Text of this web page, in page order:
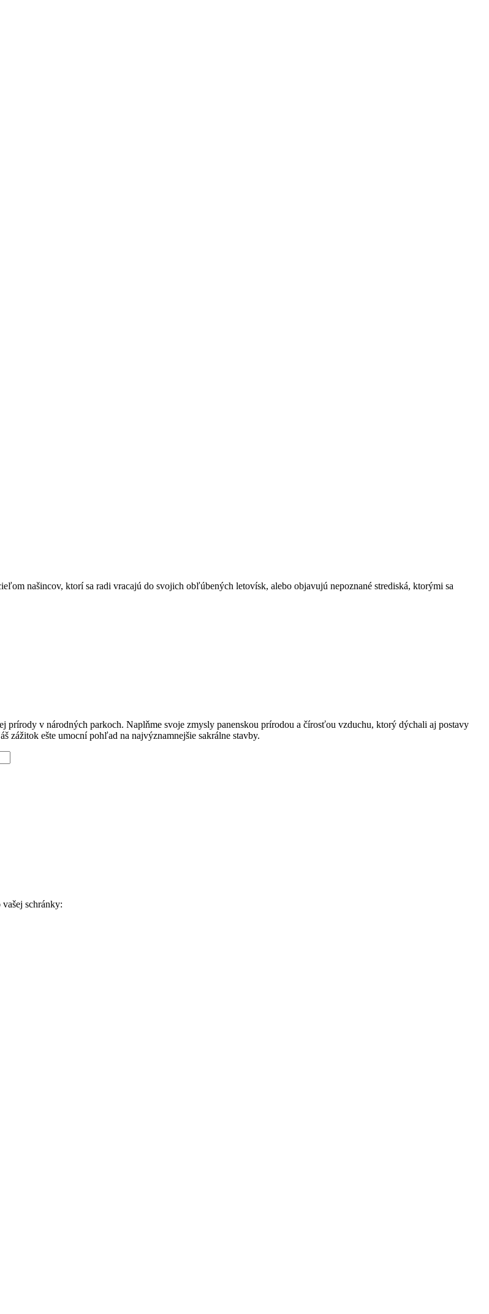
našincov, ktorí sa radi vracajú do svojich obľúbených letovísk, alebo objavujú nepoznané strediská, ktorými sa
prírody v národných parkoch. Naplňme svoje zmysly panenskou prírodou a čírosťou vzduchu, ktorý dýchali aj postavy
ešte umocní pohľad na najvýznamnejšie sakrálne stavby.
schránky: